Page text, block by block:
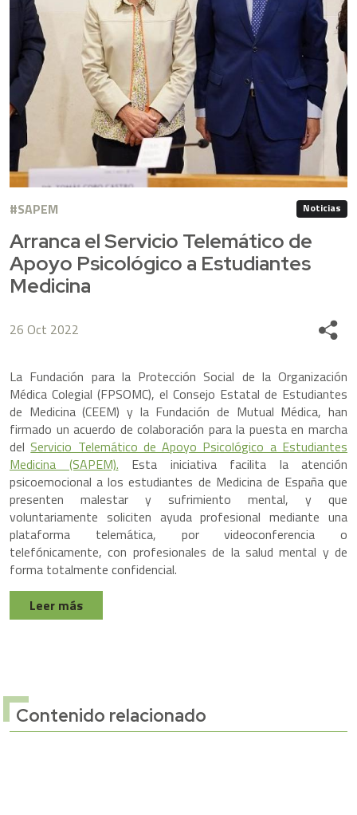
SAPEM Noticias
Arranca el Servicio Telemático de
Apoyo Psicológico a Estudiantes
Medicina
26 Oct 2022 Share
La Fundación para la Protección Social de la Organización
Médica Colegial (FPSOMC), el Consejo Estatal de Estudiantes
de Medicina (CEEM) y la Fundación de Mutual Médica, han
firmado un acuerdo de colaboración para la puesta en marcha
delServicio Telemático de Apoyo Psicológico a Estudiantes
Medicina (SAPEM). Esta iniciativa facilita la atención
psicoemocional a los estudiantes de Medicina de España que
presenten malestar y sufrimiento mental, y que
voluntariamente soliciten ayuda profesional mediante una
plataforma telemática, por videoconferencia o
telefónicamente, con profesionales de la salud mental y de
forma totalmente confidencial.
Leer más
Contenido relacionado